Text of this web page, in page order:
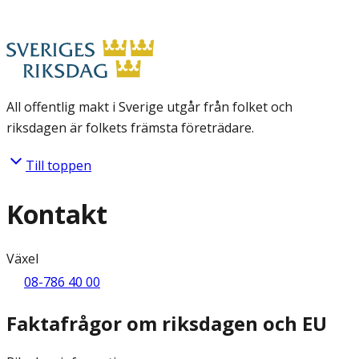
All offentlig makt i Sverige utgår från folket och
riksdagen är folkets främsta företrädare.
Till toppen
Kontakt
Växel
08-786 40 00
Faktafrågor om riksdagen och EU